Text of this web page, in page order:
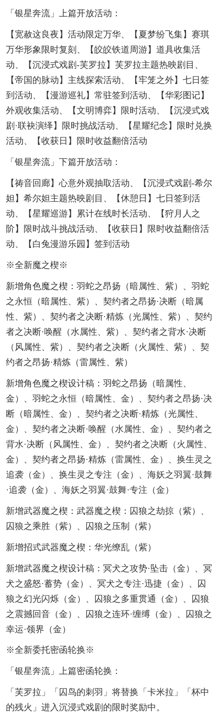
「银星奔流」上篇开放活动：
【宽赦这良夜】活动限定万华、【夏梦纷飞集】赛琪
万华形象限时复刻、【皎皎铁道周游】道具收集活
动、【沉浸式戏剧-芙罗拉】芙罗拉主题热映剧目、
【帝国的脉动】主线探索活动、【牢笼之外】七日签
到活动、【漫游巡礼】常驻签到活动、【华彩图记】
外观收集活动、【文明博弈】限时活动、【沉浸式戏
剧·联袂演绎】限时挑战活动、【星耀纪念】限时兑换
活动、【收获日】限时收益翻倍活动
「银星奔流」下篇开放活动：
【祷音回廊】心意外观抽取活动、【沉浸式戏剧-希尔
妲】希尔妲主题热映剧目、【休憩日】七日签到活
动、【星耀巡游】累计在线时长活动、【狩月人之
阶】限时战斗挑战活动、【收获日】限时收益翻倍活
动、【白兔漫游乐园】签到活动
※全新魔之楔※
新增角色魔之楔：羽蛇之昂扬（暗属性、紫）、羽蛇
之永恒（暗属性、紫）、契约者之昂扬·决断（暗属
性、紫）、契约者之决断·精炼（光属性、紫）、契约
者之决断·唤醒（水属性、紫）、契约者之背水·决断
（风属性、紫）、契约者之决断（火属性、紫）、契
约者之昂扬·精炼（雷属性、紫）
新增角色魔之楔设计稿：羽蛇之昂扬（暗属性、
金）、羽蛇之永恒（暗属性、金）、契约者之昂扬·决
断（暗属性、金）、契约者之决断·精炼（光属性、
金）、契约者之决断·唤醒（水属性、金）、契约者之
背水·决断（风属性、金）、契约者之决断（火属性、
金）、契约者之昂扬·精炼（雷属性、金）、换生灵之
追袭（金）、换生灵之专注（金）、海妖之羽翼·鼓舞
·追袭（金）、海妖之羽翼·鼓舞·专注（金）
新增武器魔之楔：武器魔之楔：囚狼之劫掠（紫）、
囚狼之乘胜（紫）、囚狼之压制（紫）
新增招式武器魔之楔：华光缭乱（紫）
新增武器魔之楔设计稿：冥犬之攻势·坠击（金）、冥
犬之盛怒·蓄势（金）、冥犬之专注·迅捷（金）、囚
狼之幻光闪烁（金）、囚狼之多重贯通（金）、囚狼
之震撼回音（金）、囚狼之连环·缠缚（金）、囚狼之
幸运·领界（金）
※全新委托密函轮换※
「银星奔流」上篇密函轮换：
「芙罗拉」「囚鸟的刺羽」将替换「卡米拉」「杯中
的残火」进入沉浸式戏剧的限时奖励中。